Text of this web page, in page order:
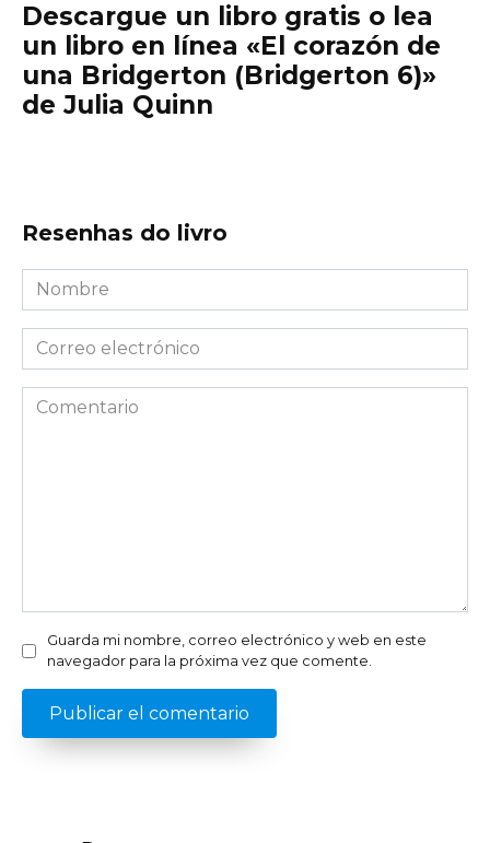
Descargue un libro gratis o lea
un libro en línea «El corazón de
una Bridgerton (Bridgerton 6)»
de Julia Quinn
Resenhas do livro
Nombre
*
Correo
electrónico
*Comentario
Guarda mi nombre, correo electrónico y web en este
navegador para la próxima vez que comente.